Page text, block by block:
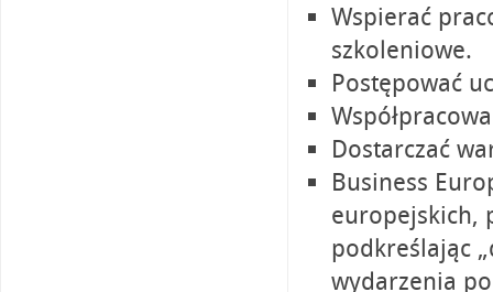
Wspierać
szkoleniowe.
Postępować
Dostarczać
Business
europejskich,
podkreślając
wydarzenia